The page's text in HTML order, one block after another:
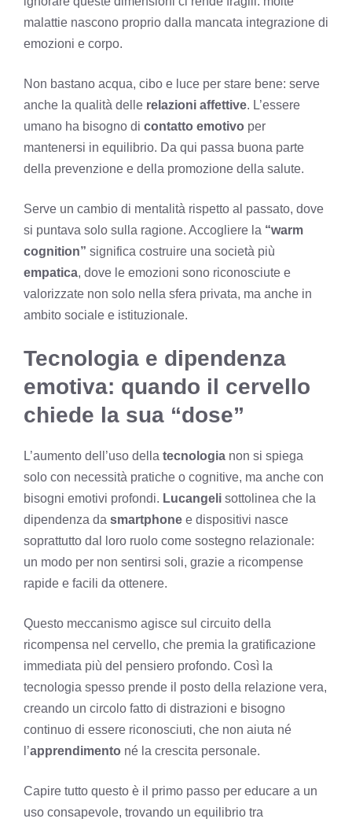
malattie nascono proprio dalla mancata integrazione di
emozioni e corpo.
Non bastano acqua, cibo e luce per stare bene: serve
anche la qualità delle relazioni affettive. L’essere
umano ha bisogno di contatto emotivo per
mantenersi in equilibrio. Da qui passa buona parte
della prevenzione e della promozione della salute.
Serve un cambio di mentalità rispetto al passato, dove
si puntava solo sulla ragione. Accogliere la “warm
cognition” significa costruire una società più
empatica, dove le emozioni sono riconosciute e
valorizzate non solo nella sfera privata, ma anche in
ambito sociale e istituzionale.
Tecnologia e dipendenza
emotiva: quando il cervello
chiede la sua “dose”
L’aumento dell’uso della tecnologia non si spiega
solo con necessità pratiche o cognitive, ma anche con
bisogni emotivi profondi. Lucangeli sottolinea che la
dipendenza da smartphone e dispositivi nasce
soprattutto dal loro ruolo come sostegno relazionale:
un modo per non sentirsi soli, grazie a ricompense
rapide e facili da ottenere.
Questo meccanismo agisce sul circuito della
ricompensa nel cervello, che premia la gratificazione
immediata più del pensiero profondo. Così la
tecnologia spesso prende il posto della relazione vera,
creando un circolo fatto di distrazioni e bisogno
continuo di essere riconosciuti, che non aiuta né
l’apprendimento né la crescita personale.
Capire tutto questo è il primo passo per educare a un
uso consapevole, trovando un equilibrio tra